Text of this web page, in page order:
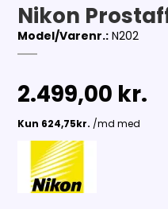
Nikon
Model/Varenr.: N202
2.499,00 kr.